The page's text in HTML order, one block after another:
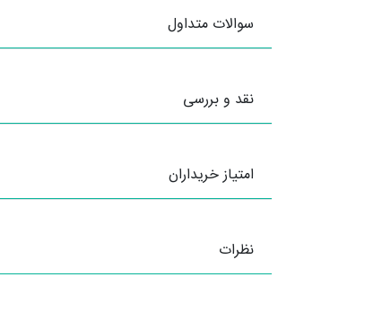
سوالات متداول
نقد و بررسی
امتیاز خریداران
نظرات